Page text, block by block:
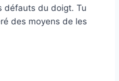
défauts du doigt. Tu
des moyens de les